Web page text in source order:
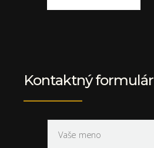
Kontaktný formulár